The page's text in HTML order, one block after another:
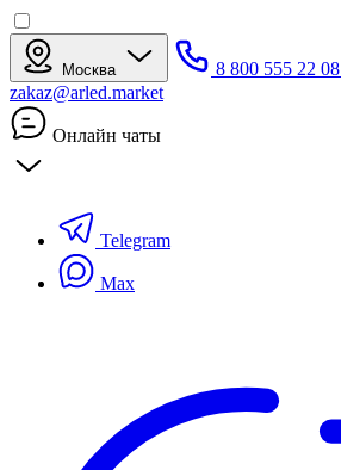
Москва
8 800 555 22 08
zakaz@arled.market
Онлайн чаты
Telegram
Max